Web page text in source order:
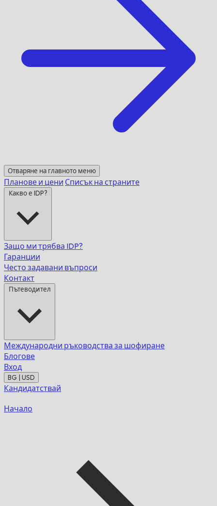
Отваряне на главното меню
Планове и цени Списък на страните
Какво е IDP?
Защо ми трябва IDP?
Гаранции
Често задавани въпроси
Контакт
Пътеводител
Международни ръководства за шофиране
Блогове
Вход
BG | USD
Кандидатствай
Начало